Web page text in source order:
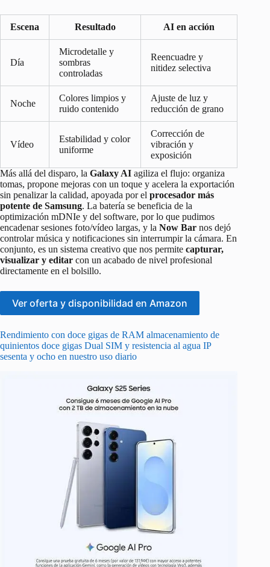
Escena Resultado AI en acción
Día
Microdetalle y
sombras
controladas
Reencuadre y
nitidez selectiva
Noche
Colores limpios y
ruido contenido
Ajuste de luz y
reducción de grano
Vídeo
Estabilidad y color
uniforme
Corrección de
vibración y
exposición
Más allá del disparo, la Galaxy AI agiliza el flujo: organiza
tomas, propone mejoras con un toque y acelera la exportación
sin penalizar la calidad, apoyada por el procesador más
potente de Samsung. La batería se beneficia de la
optimización mDNIe y del software, por lo que pudimos
encadenar sesiones foto/vídeo largas, y la Now Bar nos dejó
controlar música y notificaciones sin interrumpir la cámara. En
conjunto, es un sistema creativo que nos permite capturar,
visualizar y editar con un acabado de nivel profesional
directamente en el bolsillo.
Ver oferta y disponibilidad en Amazon
Rendimiento con doce gigas de RAM almacenamiento de
quinientos doce gigas Dual SIM y resistencia al agua IP
sesenta y ocho en nuestro uso diario